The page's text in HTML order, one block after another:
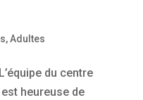
,Adultes
du centre
heureuse de